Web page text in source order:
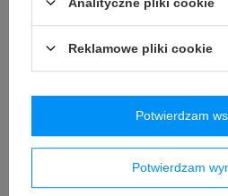
Najniższa cena produktu w
okresie 30 dni przed
wprowadzeniem obniżki:
59,99 zł -33%
+ Dodaj do porównania
Reklamowe pliki cookie
Potwierdzam
Potwierdzam